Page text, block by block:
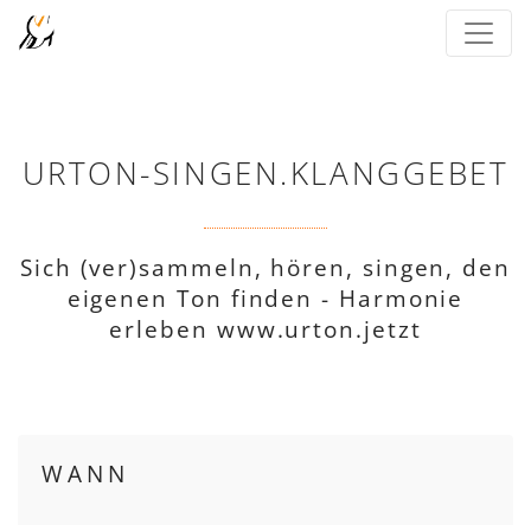
URTON-SINGEN.KLANGGEBET
Sich (ver)sammeln, hören, singen, den
eigenen Ton finden - Harmonie
erleben www.urton.jetzt
WANN